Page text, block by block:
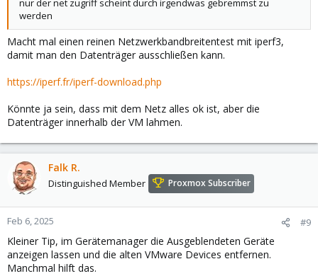
nur der net zugriff scheint durch irgendwas gebremmst zu
werden
Macht mal einen reinen Netzwerkbandbreitentest mit iperf3,
damit man den Datenträger ausschließen kann.
https://iperf.fr/iperf-download.php
Könnte ja sein, dass mit dem Netz alles ok ist, aber die
Datenträger innerhalb der VM lahmen.
Falk R.
Distinguished Member Proxmox Subscriber
Feb 6, 2025 #9
Kleiner Tip, im Gerätemanager die Ausgeblendeten Geräte
anzeigen lassen und die alten VMware Devices entfernen.
Manchmal hilft das.